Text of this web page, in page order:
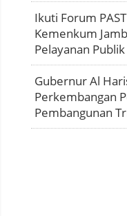
Ikuti Forum
Kemenkum
Pelayanan Publik
Gubernur Al
Perkembangan
Pembangunan